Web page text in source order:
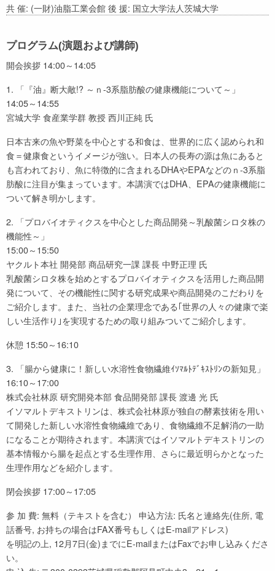
共 催: (一財)油脂工業会館 後 援: 国立大学法人茨城大学
プログラム(演題および講師)
開会挨拶 14:00～14:05
1. 「『油』断大敵!? ～ｎ-3系脂肪酸の健康機能について～」
14:05～14:55
宮城大学 食産業学群 教授 西川正純 氏
日本古来の魚や野菜を中心とする和食は、世界的に広く認められ和
食＝健康食というイメージが強い。日本人の長寿の源は魚にあると
も言われており、魚に特徴的に含まれるDHAやEPAなどのｎ-3系脂
肪酸に注目が集まっています。本講演ではDHA、EPAの健康機能に
ついて解き明かします。
2. 「プロバイオティクスを中心とした商品開発～乳酸菌シロタ株の
機能性～」
15:00～15:50
ヤクルト本社 開発部 商品研究一課 課長 中野正理 氏
乳酸菌シロタ株を始めとするプロバイオティクスを活用した商品開
発について、その機能性に関する研究成果や商品開発のこだわりを
ご紹介します。また、当社の企業理念である｢世界の人々の健康で楽
しい生活作り｣を実現するための取り組みついてご紹介します。
休憩 15:50～16:10
3. 「腸から健康に！新しい水溶性食物繊維ｲｿﾏﾙﾄﾃﾞｷｽﾄﾘﾝの新知見」
16:10～17:00
株式会社林原 研究開発本部 食品開発部 課長 渡邊 光 氏
イソマルトデキストリンは、株式会社林原が独自の酵素技術を用い
て開発した新しい水溶性食物繊維であり、食物繊維不足解消の一助
になることが期待されます。本講演ではイソマルトデキストリンの
基本情報から腸を起点とする生理作用、さらに最近明らかとなった
生理作用などを紹介します。
閉会挨拶 17:00～17:05
参 加 費: 無料（テキストを含む） 申込方法: 氏名と連絡先(住所, 電
話番号, お持ちの場合はFAX番号もしくはE-mailアドレス)
を明記の上, 12月7日(金)までにE-mailまたはFaxでお申し込みくださ
い。